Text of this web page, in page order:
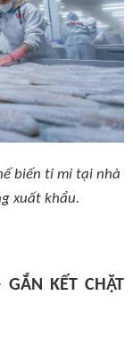
biến tỉ mỉ tại nhà
xuất khẩu.
KẾT CHẶT